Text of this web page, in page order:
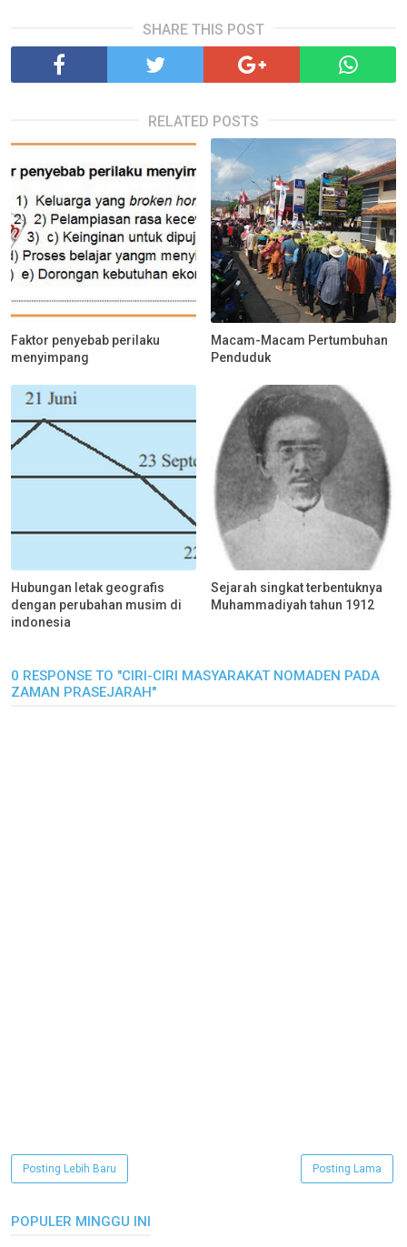
SHARE THIS POST
RELATED POSTS
Faktor penyebab perilaku
menyimpang
Macam-Macam Pertumbuhan
Penduduk
Hubungan letak geografis
dengan perubahan musim di
indonesia
Sejarah singkat terbentuknya
Muhammadiyah tahun 1912
0 RESPONSE TO "CIRI-CIRI MASYARAKAT NOMADEN PADA
ZAMAN PRASEJARAH"
Posting Lebih Baru Posting Lama
POPULER MINGGU INI